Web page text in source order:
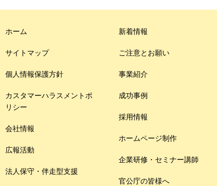
ホーム
サイトマップ
個人情報保護方針
カスタマーハラスメントポ
リシー
会社情報
広報活動
法人保守・伴走型支援
新着情報
ご注意とお願い
事業紹介
成功事例
採用情報
ホームページ制作
企業研修・セミナー講師
官公庁の皆様へ